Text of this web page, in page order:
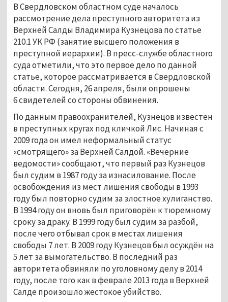
В Свердловском областном суде началось
рассмотрение дела преступного авторитета из
Верхней Салды Владимира Кузнецова по статье
210.1 УК РФ (занятие высшего положения в
преступной иерархии). В пресс-службе областного
суда отметили, что это первое дело по данной
статье, которое рассматривается в Свердловской
области. Сегодня, 26 апреля, были опрошены
6 свидетелей со стороны обвинения.
По данным правоохранителей, Кузнецов известен
в преступных кругах под кличкой Лис. Начиная с
2009 года он имел неформальный статус
«смотрящего» за Верхней Салдой. «Вечерние
ведомости» сообщают, что первый раз Кузнецов
был судим в 1987 году за изнасилование. После
освобождения из мест лишения свободы в 1993
году был повторно судим за злостное хулиганство.
В 1994 году он вновь был приговорён к тюремному
сроку за драку. В 1999 году был судим за разбой,
после чего отбывал срок в местах лишения
свободы 7 лет. В 2009 году Кузнецов был осуждён на
5 лет за вымогательство. В последний раз
авторитета обвиняли по уголовному делу в 2014
году, после того как в феврале 2013 года в Верхней
Салде произошло жестокое убийство.